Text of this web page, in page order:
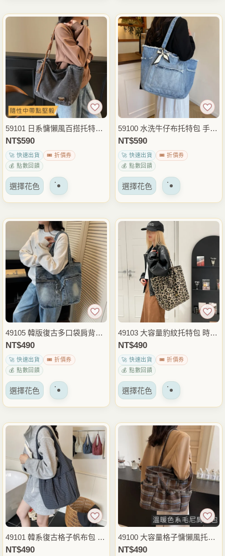
有
變
體。
可
以
在
產
頁
上
擇
有
多
種
變
體。
以
在
產
頁
上
擇
59101 日系慵懶風百搭托特包
肩背包 大容量休閒手提包 日
常通勤外出穿搭包
NT$590
🚀 快速出貨
🎟️ 折價券
💰 點數回饋
選擇花色 該
有
多
種
變
體。
可
以
在
產
頁
上
擇
59100 水洗牛仔布托特包 手提
肩背兩用包 大容量休閒包 日
常通勤外出穿搭包
NT$590
🚀 快速出貨
🎟️ 折價券
💰 點數回饋
選擇花色 該
有
多
種
變
體。
可
以
在
產
頁
上
擇
49105 韓版復古多口袋肩背包
大容量休閒側背包 通勤上課收
納包 日常外出穿搭包
NT$490
🚀 快速出貨
🎟️ 折價券
💰 點數回饋
選擇花色 該
有
多
種
變
體。
可
以
在
產
頁
49103 大容量豹紋托特包 時尚
休閒肩背包 手提購物袋 日常
通勤外出穿搭包
NT$490
🚀 快速出貨
🎟️ 折價券
💰 點數回饋
選擇花色 該
有
多
種
變
體。
可
以
在
產
頁
49101 韓系復古格子帆布包 托
特包 休閒肩背包 大容量手提
NT$490
49100 大容量格子慵懶風托特
包 手提肩背兩用包 休閒帆布
NT$490